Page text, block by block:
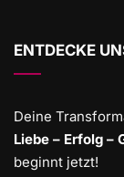
ENTDECKE
Deine
Liebe – Erfolg –
beginnt jetzt!